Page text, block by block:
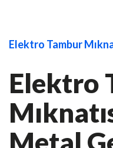
Elektro Tambur
Elektro